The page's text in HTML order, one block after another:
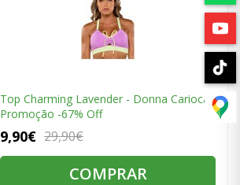
Top Charming Lavender - Donna Carioca
Promoção -67% Off
9,90€ 29,90€
COMPRAR